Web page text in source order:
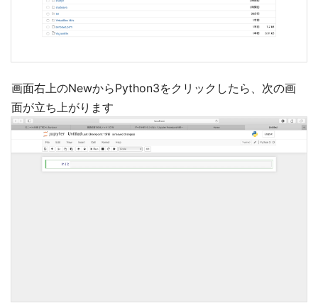
画面右上のNewからPython3をクリックしたら、次の画
面が立ち上がります